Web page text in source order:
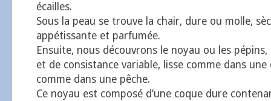
écailles.
Sous la peau se trouve la chair, dure ou molle,
appétissante et parfumée.
Ensuite, nous découvrons le noyau ou les
et de consistance variable, lisse comme dans
comme dans une pêche.
Ce noyau est composé d’une coque dure